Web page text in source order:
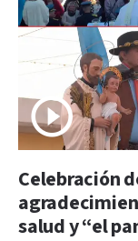
Celebración
salud y “el